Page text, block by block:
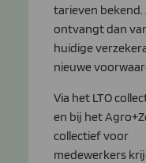
tarieven bekend.
ontvangt dan
huidige
nieuwe
Via het LTO
en bij het
collectief voor
medewerkers